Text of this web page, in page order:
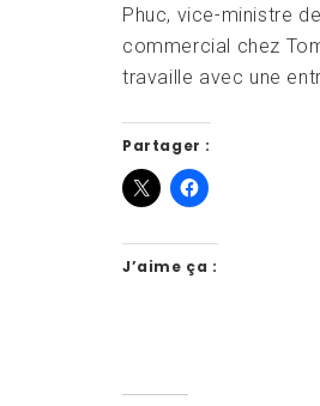
Phuc, vice-ministre
commercial chez
travaille avec une
Partager :
J’aime ça :